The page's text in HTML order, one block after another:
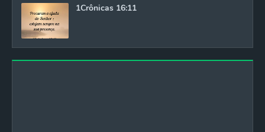
1Crônicas 16:11